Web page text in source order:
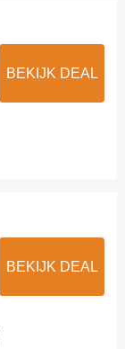
BEKIJK DEAL
BEKIJK DEAL